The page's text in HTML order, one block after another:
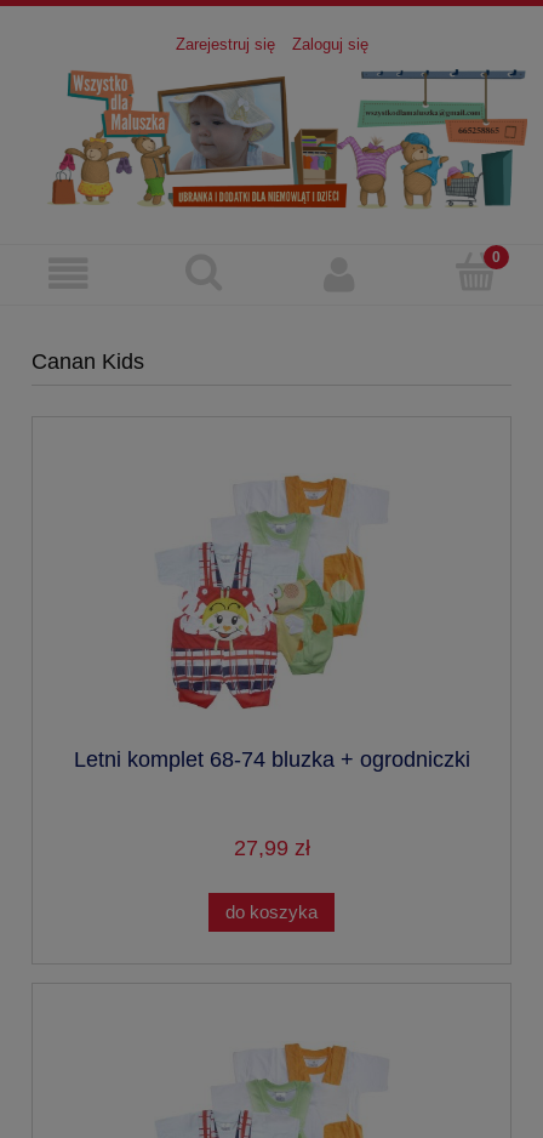
Zarejestruj się Zaloguj się
Canan Kids
Letni komplet 68-74 bluzka + ogrodniczki
27,99 zł
do koszyka